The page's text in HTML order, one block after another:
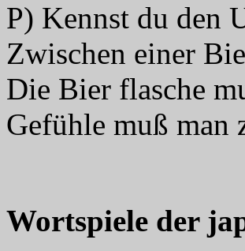
P) Kennst du den
Zwischen einer
Die Bier flasche
Gefühle muß man
Wortspiele der